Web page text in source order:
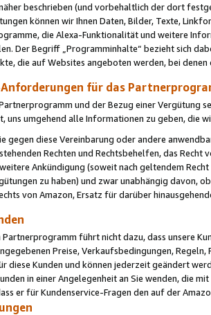
beschrieben (und vorbehaltlich der dort
können wir Ihnen Daten, Bilder, Texte,
die Alexa-Funktionalität und weitere
Der Begriff „Programminhalte“ bezieht sich
die auf Websites angeboten werden, bei
Anforderungen für das
und der Bezug einer Vergütung
uns umgehend alle Informationen zu geben, die
gegen diese Vereinbarung oder andere
Rechten und Rechtsbehelfen, das
Ankündigung (soweit nach geltendem
zu haben) und zwar unabhängig davon,
von Amazon, Ersatz für darüber
Partnerprogramm führt nicht dazu, dass unsere
Preise, Verkaufsbedingungen,
diese Kunden und können jederzeit geändert
in einer Angelegenheit an Sie wenden, die
er für Kundenservice-Fragen den auf der